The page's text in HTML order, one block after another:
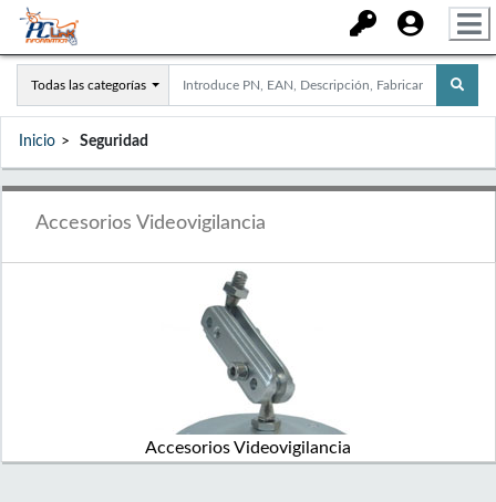
Todas las categorías
Inicio Seguridad
Accesorios Videovigilancia
Accesorios Videovigilancia